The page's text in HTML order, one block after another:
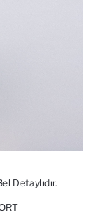
Detaylıdır.